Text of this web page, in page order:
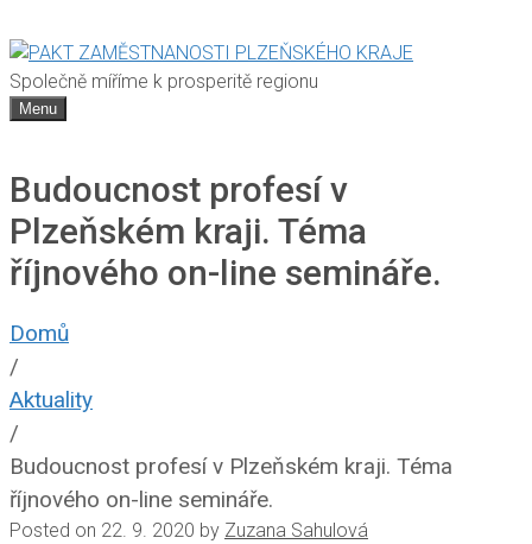
Společně míříme k prosperitě regionu
Menu
Budoucnost profesí v
Plzeňském kraji. Téma
říjnového on-line semináře.
Domů
/
Aktuality
/
Budoucnost profesí v Plzeňském kraji. Téma
říjnového on-line semináře.
Posted on 22. 9. 2020 by Zuzana Sahulová